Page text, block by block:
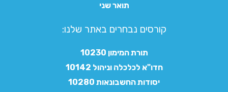
תואר שני
קורסים נבחרים באתר שלנו:​
תורת המימון 10230
חדו"א לכלכלה וניהול 10142
יסודות החשבונאות 10280